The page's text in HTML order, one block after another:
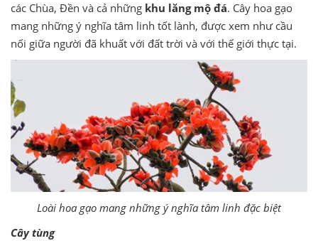
các Chùa, Đền và cả những khu lăng mộ đá. Cây hoa gạo
mang những ý nghĩa tâm linh tốt lành, được xem như cầu
nối giữa người đã khuất với đất trời và với thế giới thực tại.
Loài hoa gạo mang những ý nghĩa tâm linh đặc biệt
Cây tùng